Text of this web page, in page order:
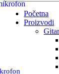
Početna
Proizvodi